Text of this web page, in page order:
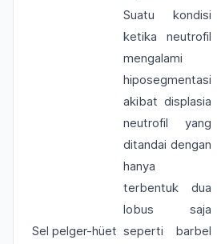
Sel pelger-hüet
Suatu kondisi
ketika neutrofil
mengalami
hiposegmentasi
akibat displasia
neutrofil yang
ditandai dengan
hanya
terbentuk dua
lobus saja
seperti barbel